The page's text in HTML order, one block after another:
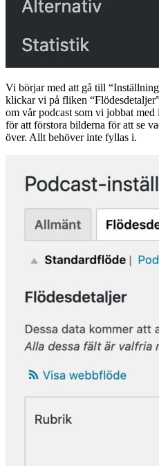
Vi börjar med att gå till
klickar vi på fliken
om vår podcast som vi jobbat
för att förstora bilderna för att se
över. Allt behöver inte fyllas i.